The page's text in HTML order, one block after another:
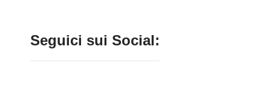
Seguici sui Social: